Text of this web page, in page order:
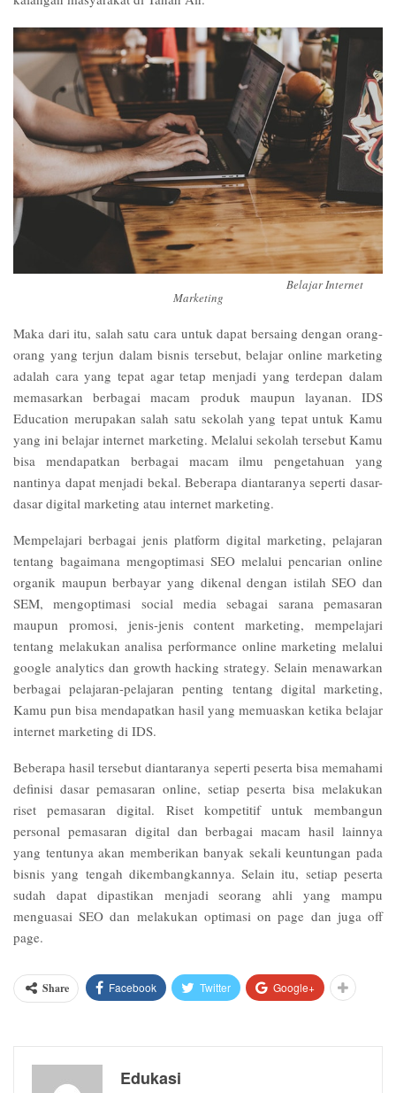
Belajar Internet
Marketing
Maka dari itu, salah satu cara untuk dapat bersaing dengan orang-
orang yang terjun dalam bisnis tersebut, belajar online marketing
adalah cara yang tepat agar tetap menjadi yang terdepan dalam
memasarkan berbagai macam produk maupun layanan. IDS
Education merupakan salah satu sekolah yang tepat untuk Kamu
yang ini belajar internet marketing. Melalui sekolah tersebut Kamu
bisa mendapatkan berbagai macam ilmu pengetahuan yang
nantinya dapat menjadi bekal. Beberapa diantaranya seperti dasar-
dasar digital marketing atau internet marketing.
Mempelajari berbagai jenis platform digital marketing, pelajaran
tentang bagaimana mengoptimasi SEO melalui pencarian online
organik maupun berbayar yang dikenal dengan istilah SEO dan
SEM, mengoptimasi social media sebagai sarana pemasaran
maupun promosi, jenis-jenis content marketing, mempelajari
tentang melakukan analisa performance online marketing melalui
google analytics dan growth hacking strategy. Selain menawarkan
berbagai pelajaran-pelajaran penting tentang digital marketing,
Kamu pun bisa mendapatkan hasil yang memuaskan ketika belajar
internet marketing di IDS.
Beberapa hasil tersebut diantaranya seperti peserta bisa memahami
definisi dasar pemasaran online, setiap peserta bisa melakukan
riset pemasaran digital. Riset kompetitif untuk membangun
personal pemasaran digital dan berbagai macam hasil lainnya
yang tentunya akan memberikan banyak sekali keuntungan pada
bisnis yang tengah dikembangkannya. Selain itu, setiap peserta
sudah dapat dipastikan menjadi seorang ahli yang mampu
menguasai SEO dan melakukan optimasi on page dan juga off
page.
Share Facebook Twitter Google+
Edukasi